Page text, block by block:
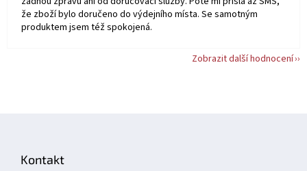
že zboží bylo doručeno do výdejního místa. Se samotným
produktem jsem též spokojená.
Zobrazit další hodnocení
Kontakt